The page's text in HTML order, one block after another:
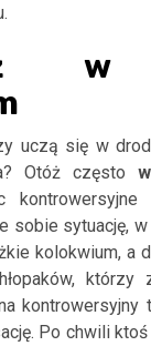
w
uczą się w
Otóż często
kontrowersyjne
sobie sytuację,
kolokwium, a
którzy
Po chwili ktoś